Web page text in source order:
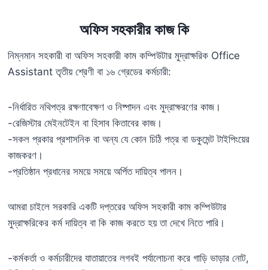
অফিস সহকারীর কাজ কি
নিম্নমান সহকারী বা অফিস সহকারী কাম কম্পিউটার মুদ্রাক্ষরিক Office
Assistant তৃতীয় শ্রেণী বা ১৬ গ্রেডের কর্মচারী:
-নির্ধারিত নথিপত্র রক্ষণাবেক্ষণ ও নিষ্পাদন এবং মুদ্রাক্ষরণের কাজ।
-রেজিস্টার মেইনটেইন বা হিসাব কিতাবের কাজ।
-সকল প্রকার প্রশাসনিক বা অন্য যে কোন চিঠি পত্র বা ডকুমেন্ট টাইপিংয়ের
কাজকরণ।
-প্রতিষ্ঠান প্রধানের সময়ে সময়ে অর্পিত দায়িত্ব পালন।
আমরা চাইলে সরকারি একটি দপ্তরের অফিস সহকারী কাম কম্পিউটার
মুদ্রাক্ষরিকের কর্ম দায়িত্ব বা কি কাজ করতে হয় তা দেখে নিতে পারি।
-কর্মকর্তা ও কর্মচারীদের যাতায়াতের লগবই পর্যালোচনা করে গাড়ি ভাড়ার নোট,